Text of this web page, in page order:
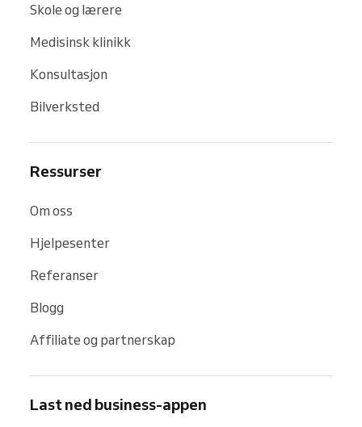
Skole og lærere
Medisinsk klinikk
Konsultasjon
Bilverksted
Ressurser
Om oss
Hjelpesenter
Referanser
Blogg
Affiliate og partnerskap
Last ned business-appen